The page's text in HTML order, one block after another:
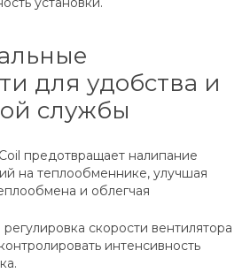
для удобства и
службы
предотвращает налипание
на теплообменнике, улучшая
и облегчая
скорости вентилятора
интенсивность